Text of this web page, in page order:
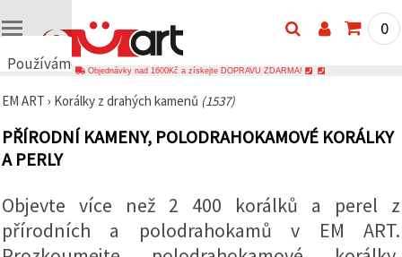
Používáme
🍪
cookies a
podobné
technologie,
správné
fungování
webu,
zlepšili vaše
0
Objednávky nad 1600Kč a získejte DOPRAVU ZDARMA!
EM ART › Korálky z drahých kamenů (1537)
PŘÍRODNÍ KAMENY, POLODRAHOKAMOVÉ KORÁLKY
A PERLY
Objevte více než 2 400 korálků a perel z
přírodních a polodrahokamů v EM ART.